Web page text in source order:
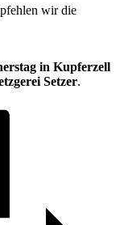
wir die
in Kupferzell
Setzer.